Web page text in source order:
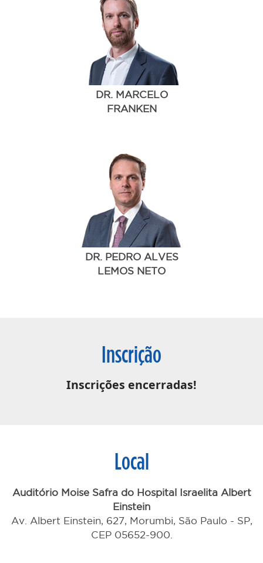
DR. MARCELO
FRANKEN
DR. PEDRO ALVES
LEMOS NETO
Inscrição
Inscrições encerradas!
Local
Auditório Moise Safra do Hospital Israelita Albert
Einstein
Av. Albert Einstein, 627, Morumbi, São Paulo - SP,
CEP 05652-900.